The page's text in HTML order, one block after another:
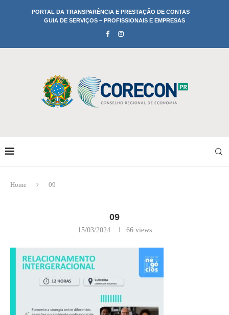
PORTAL DA TRANSPARÊNCIA E PRESTAÇÃO DE CONTAS
GUIA DE SERVIÇOS – PROFISSIONAIS E EMPRESAS
Home 09
09
15/03/2024 66views